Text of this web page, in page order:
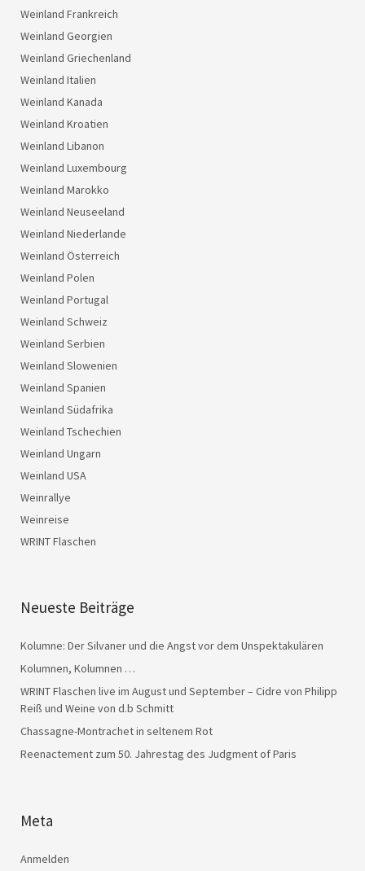
Weinland Frankreich
Weinland Georgien
Weinland Griechenland
Weinland Italien
Weinland Kanada
Weinland Kroatien
Weinland Libanon
Weinland Luxembourg
Weinland Marokko
Weinland Neuseeland
Weinland Niederlande
Weinland Österreich
Weinland Polen
Weinland Portugal
Weinland Schweiz
Weinland Serbien
Weinland Slowenien
Weinland Spanien
Weinland Südafrika
Weinland Tschechien
Weinland Ungarn
Weinland USA
Weinrallye
Weinreise
WRINT Flaschen
Neueste Beiträge
Kolumne: Der Silvaner und die Angst vor dem Unspektakulären
Kolumnen, Kolumnen …
WRINT Flaschen live im August und September – Cidre von Philipp
Reiß und Weine von d.b Schmitt
Chassagne-Montrachet in seltenem Rot
Reenactement zum 50. Jahrestag des Judgment of Paris
Meta
Anmelden